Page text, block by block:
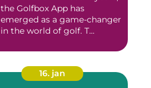
the Golfbox App has
emerged as a game-changer
in the world of golf. T...
16. jan